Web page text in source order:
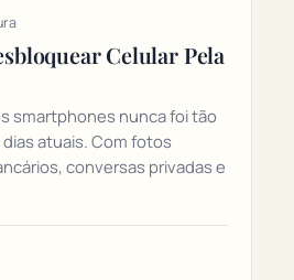
Celular Pela
smartphones nunca foi tão
atuais. Com fotos
conversas privadas e